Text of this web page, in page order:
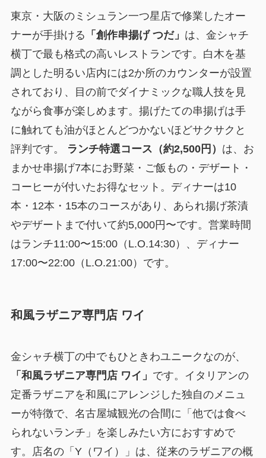
東京・大阪のミシュラン一つ星店で修業したオー
ナーが手掛ける 「創作串揚げ つだ」 は、金シャチ
横丁で最も格式の高いレストランです。白木を基
調とした明るい店内には2か所のカウンターが設置
されており、目の前でダイナミックな職人技を見
ながら食事が楽しめます。揚げたての串揚げは手
に触れても油がほとんどつかないほどサクサクと
評判です。
ランチ特選コース（約2,500円） は、お
まかせ串揚げ7本にお野菜・ご飯もの・デザート・
コーヒーが付いたお得なセット。ディナーは10
本・12本・15本のコースがあり、あられ揚げ茶漬
やデザートまで付いて約5,000円〜です。営業時間
はランチ11:00〜15:00（L.O.14:30）、ディナー
17:00〜22:00（L.O.21:00）です。
和風ラザニア専門店 ワイ
金シャチ横丁の中でもひときわユニークなのが、
「和風ラザニア専門店 ワイ」 です。イタリアンの
定番ラザニアを和風にアレンジした独自のメニュ
ーが特徴で、名古屋城観光の合間に「他では食べ
られないランチ」を楽しみたい方におすすめで
す。店名の「Y（ワイ）」は、従来のラザニアの概